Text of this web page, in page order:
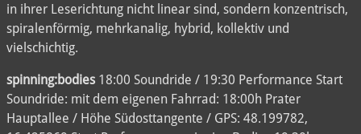
in ihrer Leserichtung nicht linear sind, sondern konzentrisch,
spiralenförmig, mehrkanalig, hybrid, kollektiv und
vielschichtig.
spinning:bodies 18:00 Soundride / 19:30 Performance Start
Soundride: mit dem eigenen Fahrrad: 18:00h Prater
Hauptallee / Höhe Südosttangente / GPS: 48.199782,